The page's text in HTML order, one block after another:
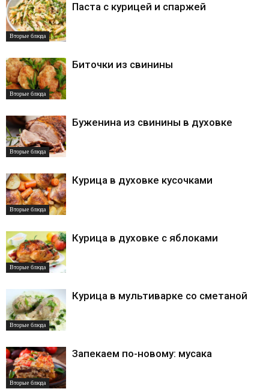
Вторые блюда
Паста с курицей и спаржей
Вторые блюда
Биточки из свинины
Вторые блюда
Буженина из свинины в духовке
Вторые блюда
Курица в духовке кусочками
Вторые блюда
Курица в духовке с яблоками
Вторые блюда
Курица в мультиварке со сметаной
Вторые блюда
Запекаем по-новому: мусака